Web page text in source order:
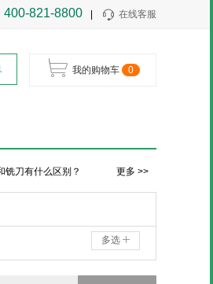
在线客服
400-821-8800
我的购物车 0
铣刀有什么区别？
更多 >>
多选